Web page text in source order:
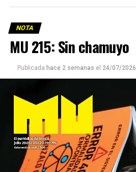
NOTA
MU 215: Sin chamuyo
Publicada hace 2 semanas el 24/07/2026